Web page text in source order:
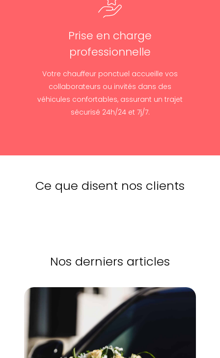
Prise en charge
professionnelle
Votre chauffeur ponctuel accueille vos
collaborateurs ou invités dans des
véhicules confortables, assurant un trajet
sécurisé 24h/24 et 7j/7.
Ce que disent nos clients
Nos derniers articles